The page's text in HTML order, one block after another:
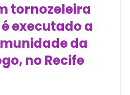
tornozeleira
executado a
da
no Recife